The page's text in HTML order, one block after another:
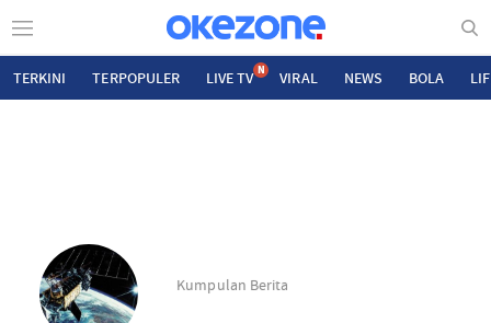
TERKINI TERPOPULER LIVE TV N VIRAL NEWS BOLA
Kumpulan Berita